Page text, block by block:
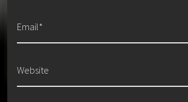
Email*
Website